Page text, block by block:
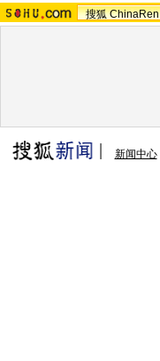
搜狐 ChinaRen
新闻中心